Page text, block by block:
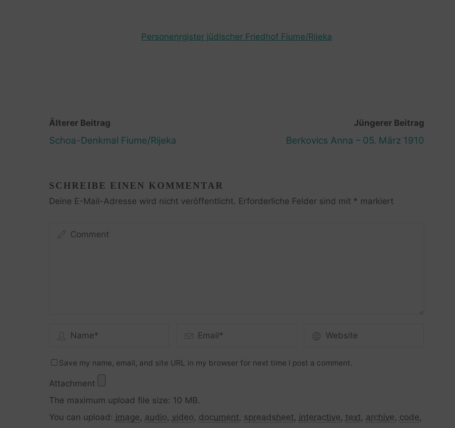
Personenrgister jüdischer Friedhof Fiume/Rijeka
Älterer Beitrag
Schoa-Denkmal Fiume/Rijeka
Jüngerer Beitrag
Berkovics Anna – 05. März 1910
SCHREIBE EINEN KOMMENTAR
Deine E-Mail-Adresse wird nicht veröffentlicht. Erforderliche Felder sind mit * markiert
Save my name, email, and site URL in my browser for next time I post a comment.
Attachment
The maximum upload file size: 10 MB.
You can upload: image, audio, video, document, spreadsheet, interactive, text, archive, code,